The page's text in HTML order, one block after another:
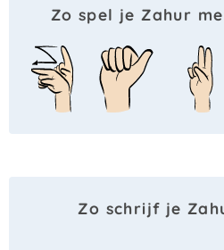
Zo spel je Zahur
Zo schrijf je